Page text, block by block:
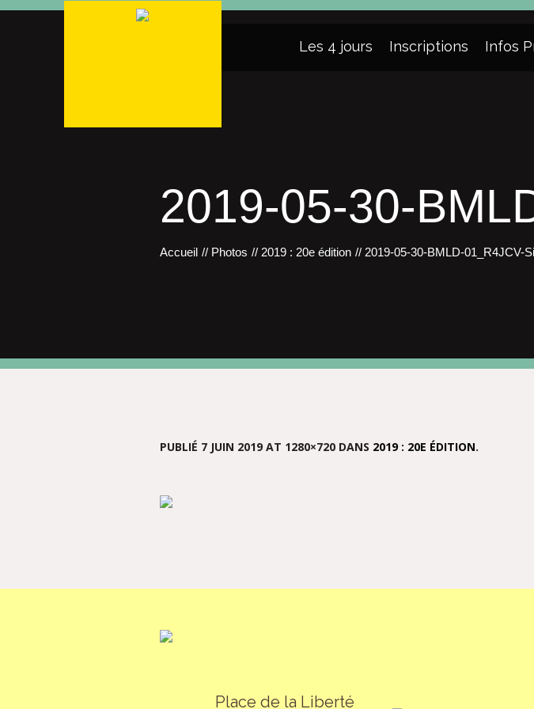
Les 4 jours Inscriptions Infos
2019-05-30-
Accueil // Photos // 2019 : 20e édition // 2019-05-30-BMLD-01_R4JCV-
PUBLIÉ 7 JUIN 2019 AT 1280×720 DANS 2019 : 20E ÉDITION.
Place de la Liberté